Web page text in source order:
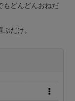
もどんどんおねだ
だけ。